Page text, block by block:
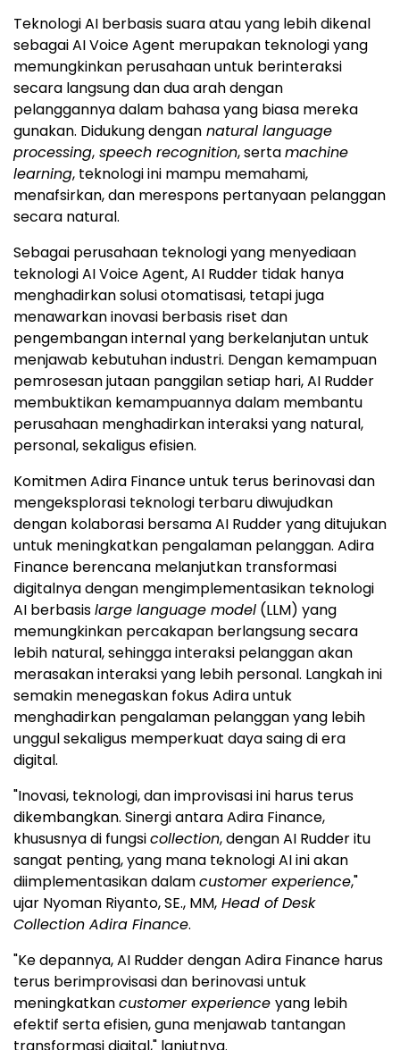
Teknologi AI berbasis suara atau yang lebih dikenal
sebagai AI Voice Agent merupakan teknologi yang
memungkinkan perusahaan untuk berinteraksi
secara langsung dan dua arah dengan
pelanggannya dalam bahasa yang biasa mereka
gunakan. Didukung dengan natural language
processing, speech recognition, sertamachine
learning, teknologi ini mampu memahami,
menafsirkan, dan merespons pertanyaan pelanggan
secara natural.
Sebagai perusahaan teknologi yang menyediaan
teknologi AI Voice Agent, AI Rudder tidak hanya
menghadirkan solusi otomatisasi, tetapi juga
menawarkan inovasi berbasis riset dan
pengembangan internal yang berkelanjutan untuk
menjawab kebutuhan industri. Dengan kemampuan
pemrosesan jutaan panggilan setiap hari, AI Rudder
membuktikan kemampuannya dalam membantu
perusahaan menghadirkan interaksi yang natural,
personal, sekaligus efisien.
Komitmen Adira Finance untuk terus berinovasi dan
mengeksplorasi teknologi terbaru diwujudkan
dengan kolaborasi bersama AI Rudder yang ditujukan
untuk meningkatkan pengalaman pelanggan. Adira
Finance berencana melanjutkan transformasi
digitalnya dengan mengimplementasikan teknologi
AI berbasislarge language model (LLM) yang
memungkinkan percakapan berlangsung secara
lebih natural, sehingga interaksi pelanggan akan
merasakan interaksi yang lebih personal. Langkah ini
semakin menegaskan fokus Adira untuk
menghadirkan pengalaman pelanggan yang lebih
unggul sekaligus memperkuat daya saing di era
digital.
"Inovasi, teknologi, dan improvisasi ini harus terus
dikembangkan. Sinergi antara Adira Finance,
khususnya di fungsicollection, dengan AI Rudder itu
sangat penting, yang mana teknologi AI ini akan
diimplementasikan dalamcustomer experience,"
ujar Nyoman Riyanto, SE., MM, Head of Desk
Collection Adira Finance.
"Ke depannya, AI Rudder dengan Adira Finance harus
terus berimprovisasi dan berinovasi untuk
meningkatkancustomer experience yang lebih
efektif serta efisien, guna menjawab tantangan